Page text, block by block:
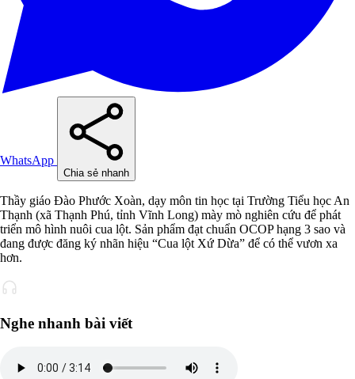
WhatsApp
Chia sẻ nhanh
Thầy giáo Đào Phước Xoàn, dạy môn tin học tại Trường Tiểu học An
Thạnh (xã Thạnh Phú, tỉnh Vĩnh Long) mày mò nghiên cứu để phát
triển mô hình nuôi cua lột. Sản phẩm đạt chuẩn OCOP hạng 3 sao và
đang được đăng ký nhãn hiệu “Cua lột Xứ Dừa” để có thể vươn xa
hơn.
Nghe nhanh bài viết